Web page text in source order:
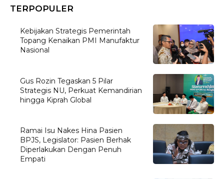
TERPOPULER
Kebijakan Strategis Pemerintah
Topang Kenaikan PMI Manufaktur
Nasional
Gus Rozin Tegaskan 5 Pilar
Strategis NU, Perkuat Kemandirian
hingga Kiprah Global
Ramai Isu Nakes Hina Pasien
BPJS, Legislator: Pasien Berhak
Diperlakukan Dengan Penuh
Empati